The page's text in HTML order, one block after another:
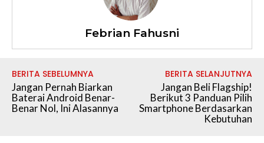
Febrian Fahusni
BERITA SEBELUMNYA
Jangan Pernah Biarkan
Baterai Android Benar-
Benar Nol, Ini Alasannya
BERITA SELANJUTNYA
Jangan Beli Flagship!
Berikut 3 Panduan Pilih
Smartphone Berdasarkan
Kebutuhan